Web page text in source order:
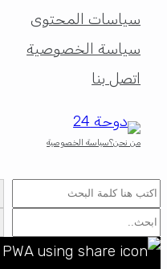
سياسات المحتوى
سياسة الخصوصية
اتصل بنا
من نحن؟سياسة الخصوصية
البحث
البحث